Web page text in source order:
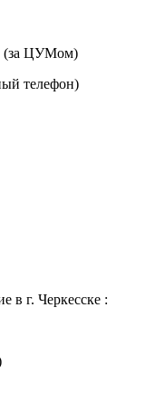
(за ЦУМом)
телефон)
в г. Черкесске :